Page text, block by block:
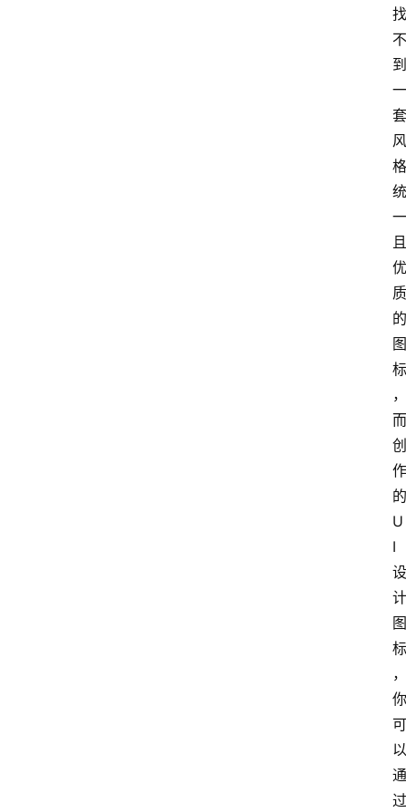
找
不
到
一
套
风
格
统
一
且
优
质
的
图
标
，
而
创
作
的
U
I
设
计
图
标
，
你
可
以
通
过